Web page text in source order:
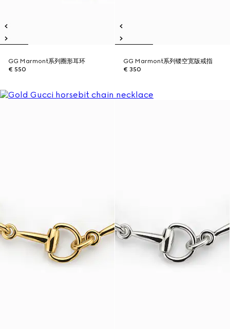
GG Marmont系列圈形耳环
€ 550
GG Marmont系列镂空宽版戒指
€ 350